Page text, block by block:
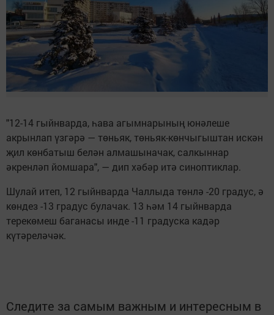
"12-14 гыйнварда, һава агымнарының юнәлеше
акрынлап үзгәрә — төньяк, төньяк-көнчыгыштан искән
җил көнбатыш белән алмашыначак, салкыннар
әкренләп йомшара", — дип хәбәр итә синоптиклар.
Шулай итеп, 12 гыйнварда Чаллыда төнлә -20 градус, ә
көндез -13 градус булачак. 13 һәм 14 гыйнварда
терекөмеш баганасы инде -11 градуска кадәр
күтәреләчәк.
Следите за самым важным и интересным в